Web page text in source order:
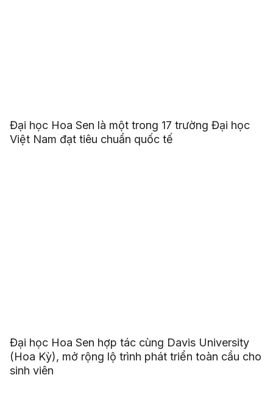
Đại học Hoa Sen là một trong 17 trường Đại học
Việt Nam đạt tiêu chuẩn quốc tế
Đại học Hoa Sen hợp tác cùng Davis University
(Hoa Kỳ), mở rộng lộ trình phát triển toàn cầu cho
sinh viên